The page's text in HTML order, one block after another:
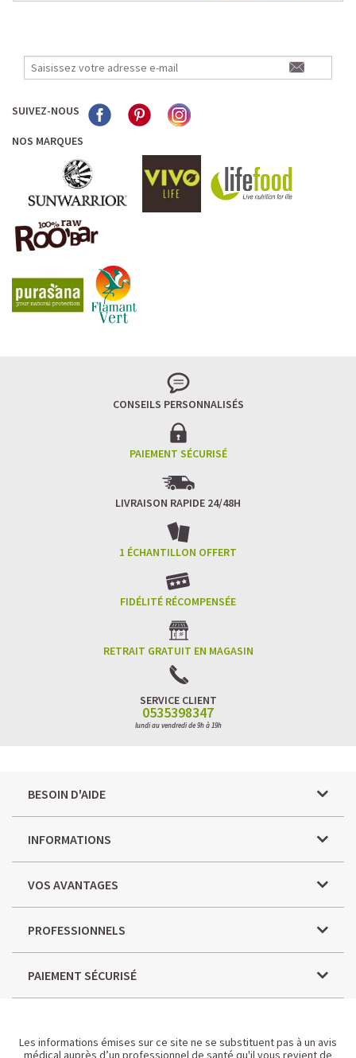
SUIVEZ-NOUS
NOS MARQUES
CONSEILS PERSONNALISÉS
PAIEMENT SÉCURISÉ
LIVRAISON RAPIDE 24/48H
1 ÉCHANTILLON OFFERT
FIDÉLITÉ RÉCOMPENSÉE
RETRAIT GRATUIT EN MAGASIN
SERVICE CLIENT
0535398347
lundi au vendredi de 9h à 19h
BESOIN D'AIDE
INFORMATIONS
VOS AVANTAGES
PROFESSIONNELS
PAIEMENT SÉCURISÉ
Les informations émises sur ce site ne se substituent pas à un avis
médical auprès d’un professionnel de santé qu'il vous revient de